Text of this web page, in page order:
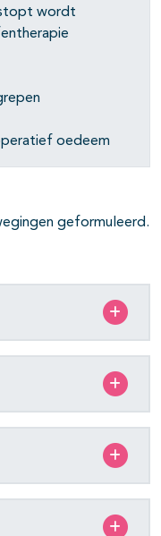
wordt
oedeem
geformuleerd.